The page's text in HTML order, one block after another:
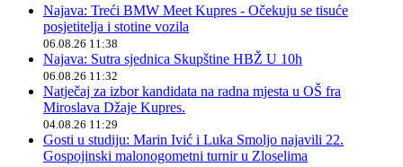
Najava: Treći BMW Meet Kupres - Očekuju se tisuće
posjetitelja i stotine vozila
06.08.26 11:38
Najava: Sutra sjednica Skupštine HBŽ U 10h
06.08.26 11:32
Natječaj za izbor kandidata na radna mjesta u OŠ fra
Miroslava Džaje Kupres.
04.08.26 11:29
Gosti u studiju: Marin Ivić i Luka Smoljo najavili 22.
Gospojinski malonogometni turnir u Zloselima